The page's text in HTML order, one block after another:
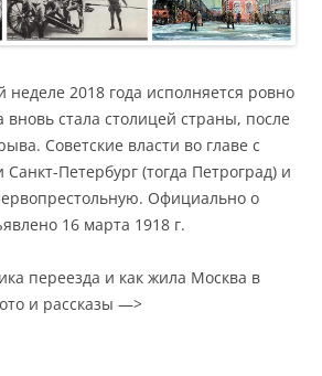
неделе 2018 года исполняется ровно
вновь стала столицей страны, после
Советские власти во главе с
Петербург (тогда Петроград) и
Официально о
16 марта 1918 г.
переезда и как жила Москва в
и рассказы —>